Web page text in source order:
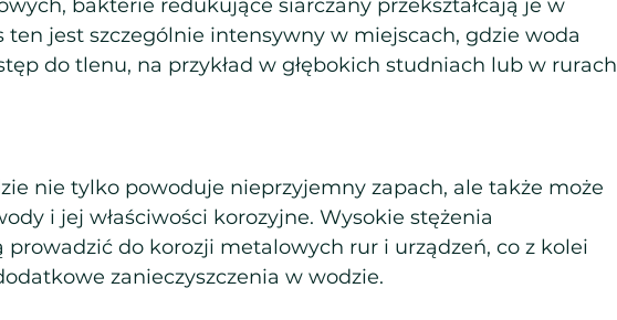
bakterie redukujące siarczany przekształcają je w
ten jest szczególnie intensywny w miejscach, gdzie woda
do tlenu, na przykład w głębokich studniach lub w rurach
nie tylko powoduje nieprzyjemny zapach, ale także może
i jej właściwości korozyjne. Wysokie stężenia
do korozji metalowych rur i urządzeń, co z kolei
zanieczyszczenia w wodzie.